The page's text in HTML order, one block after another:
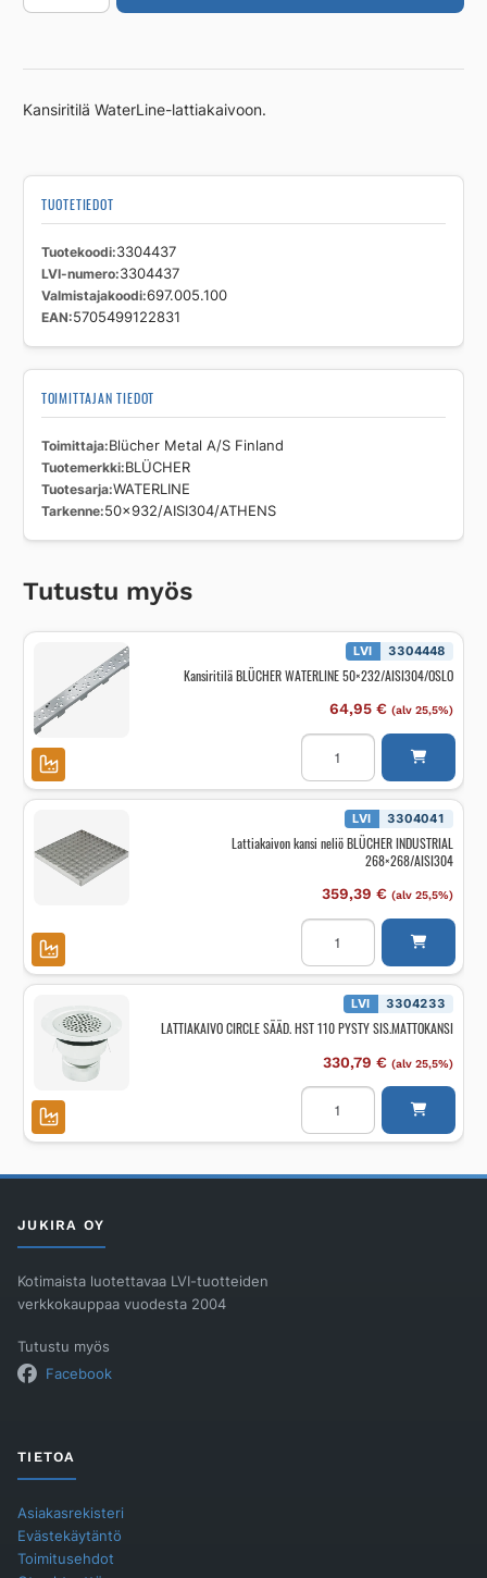
WATERLINE
Kansiritilä WaterLine-lattiakaivoon.
TUOTETIEDOT
Tuotekoodi 3304437
LVI-numero 3304437
Valmistajakoodi 697.005.100
EAN 5705499122831
TOIMITTAJAN TIEDOT
Toimittaja Blücher Metal A/S Finland
Tuotemerkki BLÜCHER
Tuotesarja WATERLINE
Tarkenne 50x932/AISI304/ATHENS
Tutustu myös
LVI 3304448
Kansiritilä BLÜCHER WATERLINE 50×232/AISI304/OSLO
64,95 € (alv 25,5%)
Kansiritilä
BLÜCHER
WATERLINE
50x232/AISI304/OSLO
määrä
LVI 3304041
Lattiakaivon kansi neliö BLÜCHER INDUSTRIAL
268×268/AISI304
359,39 € (alv 25,5%)
Lattiakaivon
kansi
BLÜCHER
INDUSTRIAL
268x268/AISI304
määrä
LVI 3304233
LATTIAKAIVO CIRCLE SÄÄD. HST 110 PYSTY SIS.MATTOKANSI
330,79 € (alv 25,5%)
LATTIAKAIVO
CIRCLE
HST
SIS.MATTOKANSI
JUKIRA OY
Kotimaista luotettavaa LVI-tuotteiden
verkkokauppaa vuodesta 2004
Tutustu myös
Facebook
TIETOA
Asiakasrekisteri
Evästekäytäntö
Toimitusehdot